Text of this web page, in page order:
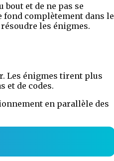
bout et de ne pas se
fond complètement dans le
les énigmes.
Les énigmes tirent plus
et de codes.
en parallèle des